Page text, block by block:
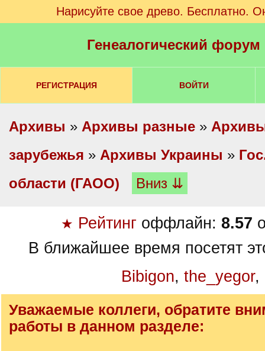
Нарисуйте свое древо. Бесплатно.
Генеалогический
РЕГИСТРАЦИЯ ВОЙТИ
Архивы » Архивы разные »
зарубежья » Архивы Украины »
области (ГАОО)
Вниз ⇊
★ Рейтинг оффлайн: 8.57
В ближайшее время посетят
Bibigon, the_yegor,
Уважаемые коллеги, обратите
работы в данном разделе: